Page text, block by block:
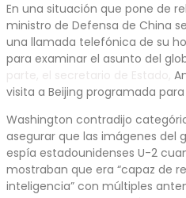
En una situación que pone de
ministro de Defensa de China
una llamada telefónica de su
para examinar el asunto del
visita a Beijing programada
Washington contradijo
asegurar que las imágenes del
espía estadounidenses U-2
mostraban que era “capaz de
inteligencia” con múltiples